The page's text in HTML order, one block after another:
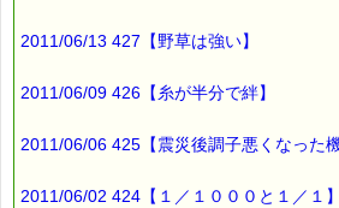
→https://pass-thyme.com/special/
→https://pass-thyme.com/special/
バッチフラワー レメディに出会えて良
2011/06/13 427【野草は強い】
2011/06/09 426【糸が半分で絆】
2011/06/06 425【震災後調子悪くなった機
2011/06/02 424【１／１０００と１／１】